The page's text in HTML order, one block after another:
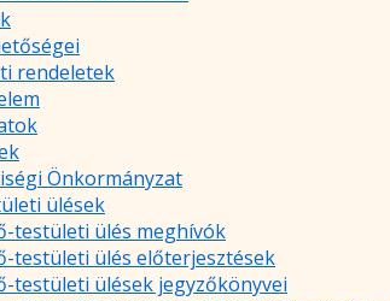
rendeletek
Önkormányzat
ülések
testületi ülés meghívók
testületi ülés előterjesztések
testületi ülések jegyzőkönyvei